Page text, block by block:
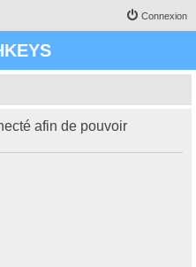
Connexion
afin de pouvoir